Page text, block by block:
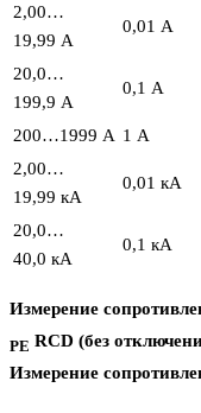
2,00…
19,99 A
0,01 A
20,0…
199,9 A
0,1 A
200…1999 A 1 A
2,00…
19,99 кA
0,01 кA
20,0…
40,0 кA
0,1 кA
Измерение
PE RCD (без
Измерение